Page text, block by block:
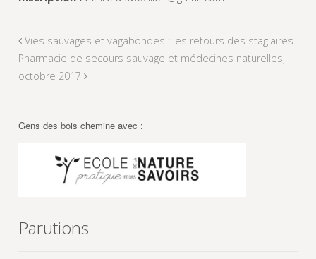
Vies sauvages et vagabondes : les retours des stagiaires
Pharmacie de secours sauvage et médecines naturelles,
octobre 2017
Gens des bois chemine avec :
Parutions